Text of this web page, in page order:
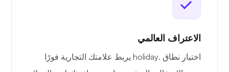
الاعتراف العالمي
اختيار نطاق .holiday يربط علامتك التجارية فورًا